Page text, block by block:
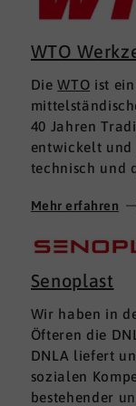
WTO
DieWTO ist
40 Jahren
entwickelt
technisch und
für­
ca. 285
Auszubildende
setzt seit
Alexander
Herr Allgaier,
Verfahren ein,
und in welchen
Mehr erfahren
Senoplast
Wir haben in
Öfteren die
DNLA liefert
sozialen
bestehender